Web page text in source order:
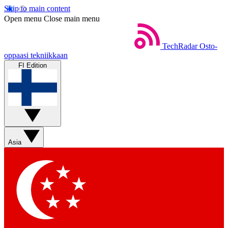
Skip to main content
Open menu Close main menu
TechRadar Osto-
oppaasi tekniikkaan
FI Edition
Asia